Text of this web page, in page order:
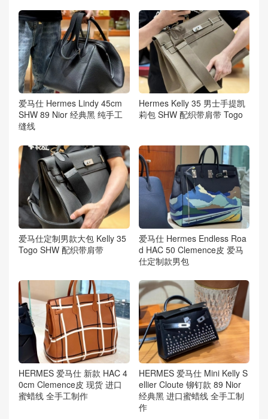
爱马仕 Hermes Lindy 45cm
SHW 89 Nior 经典黑 纯手工
缝线
Hermes Kelly 35 男士手提凯
莉包 SHW 配织带肩带 Togo
爱马仕定制男款大包 Kelly 35
Togo SHW 配织带肩带
爱马仕 Hermes Endless Roa
d HAC 50 Clemence皮 爱马
仕定制款男包
HERMES 爱马仕 新款 HAC 4
0cm Clemence皮 现货 进口
蜜蜡线 全手工制作
HERMES 爱马仕 Mini Kelly S
ellier Cloute 铆钉款 89 Nior
经典黑 进口蜜蜡线 全手工制
作